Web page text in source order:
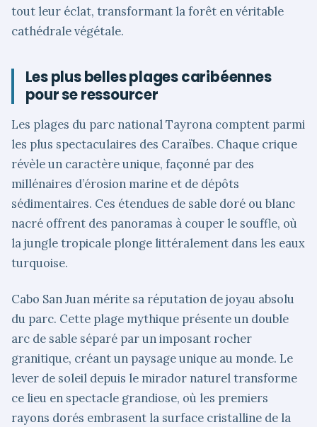
tout leur éclat, transformant la forêt en véritable
cathédrale végétale.
Les plus belles plages caribéennes
pour se ressourcer
Les plages du parc national Tayrona comptent parmi
les plus spectaculaires des Caraïbes. Chaque crique
révèle un caractère unique, façonné par des
millénaires d’érosion marine et de dépôts
sédimentaires. Ces étendues de sable doré ou blanc
nacré offrent des panoramas à couper le souffle, où
la jungle tropicale plonge littéralement dans les eaux
turquoise.
Cabo San Juan mérite sa réputation de joyau absolu
du parc. Cette plage mythique présente un double
arc de sable séparé par un imposant rocher
granitique, créant un paysage unique au monde. Le
lever de soleil depuis le mirador naturel transforme
ce lieu en spectacle grandiose, où les premiers
rayons dorés embrasent la surface cristalline de la